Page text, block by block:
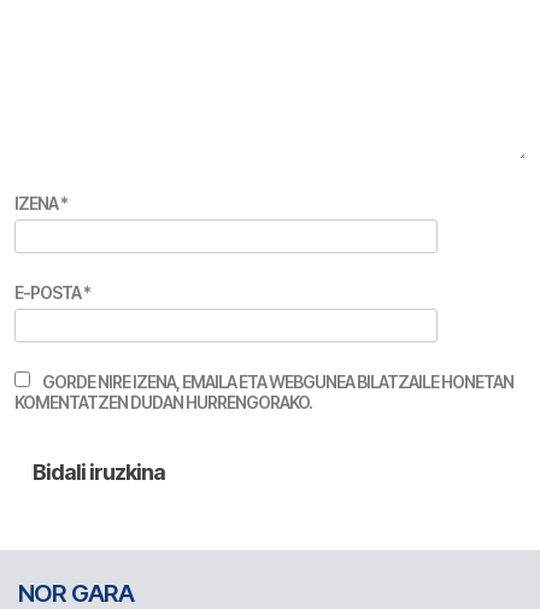
IZENA*
E-POSTA*
GORDE NIRE IZENA, EMAILA ETA WEBGUNEA BILATZAILE HONETAN
KOMENTATZEN DUDAN HURRENGORAKO.
NOR GARA